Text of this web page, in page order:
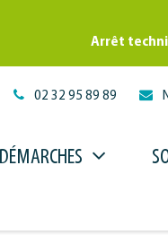
Arrêt
02 32 95 89 89